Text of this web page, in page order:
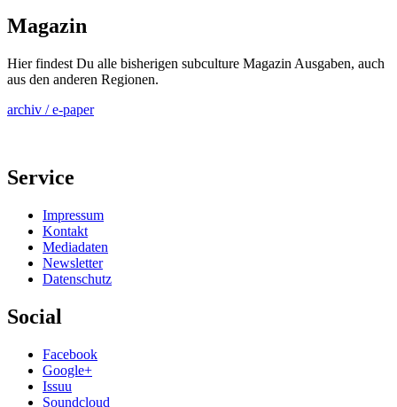
Magazin
Hier findest Du alle bisherigen subculture Magazin Ausgaben, auch
aus den anderen Regionen.
archiv / e-paper
Service
Impressum
Kontakt
Mediadaten
Newsletter
Datenschutz
Social
Facebook
Google+
Issuu
Soundcloud